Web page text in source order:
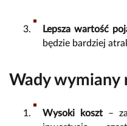
Lepsza wartość
będzie bardziej
Wady wymiany
Wysoki koszt–